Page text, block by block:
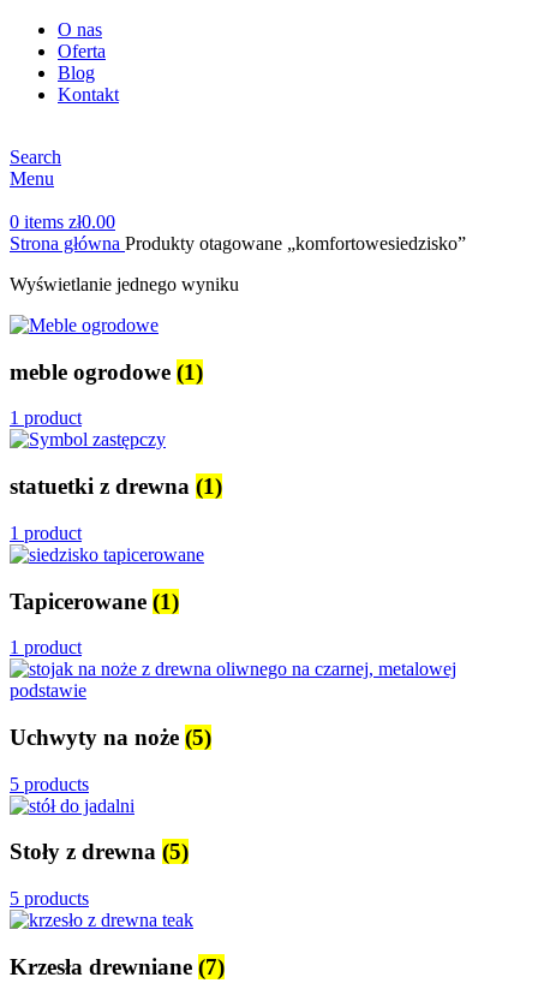
O nas
Oferta
Blog
Kontakt
Search
Menu
0 items zł0.00
Strona główna Produkty otagowane „komfortowesiedzisko”
Wyświetlanie jednego wyniku
meble ogrodowe (1)
1 product
statuetki z drewna (1)
1 product
Tapicerowane (1)
1 product
Uchwyty na noże (5)
5 products
Stoły z drewna (5)
5 products
Krzesła drewniane (7)